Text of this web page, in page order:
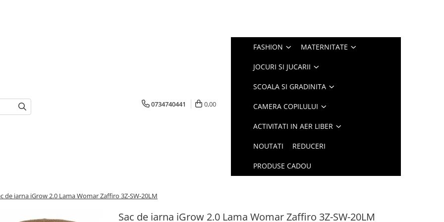
0734740441 0,00
FASHION MATERNITATE
JOCURI SI JUCARII
SCOALA SI GRADINITA
CAMERA COPILULUI
ACTIVITATI IN AER LIBER
NOUTATI REDUCERI
PRODUSE CADOU
de iarna iGrow 2.0 Lama Womar Zaffiro 3Z-SW-20LM
Sac de iarna iGrow 2.0 Lama Womar Zaffiro 3Z-SW-20LM